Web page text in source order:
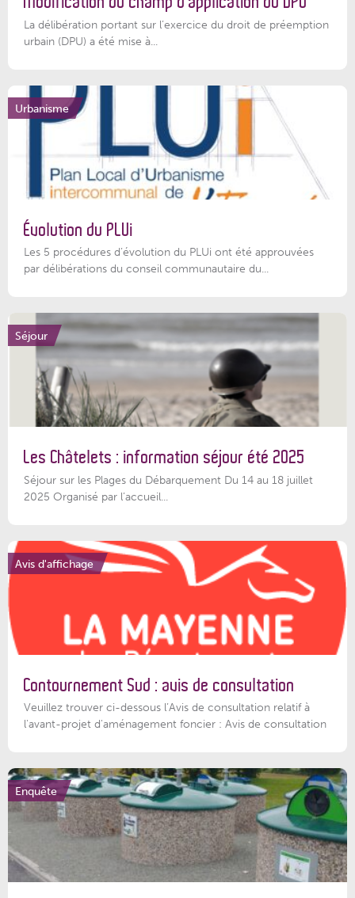
La délibération portant sur l’exercice du droit de préemption
urbain (DPU) a été mise à...
Urbanisme
Évolution du PLUi
Les 5 procédures d’évolution du PLUi ont été approuvées
par délibérations du conseil communautaire du...
Séjour
Les Châtelets : information séjour été 2025
Séjour sur les Plages du Débarquement Du 14 au 18 juillet
2025 Organisé par l’accueil...
Avis d'affichage
Contournement Sud : avis de consultation
Veuillez trouver ci-dessous l’Avis de consultation relatif à
l'avant-projet d'aménagement foncier : Avis de consultation
Enquête